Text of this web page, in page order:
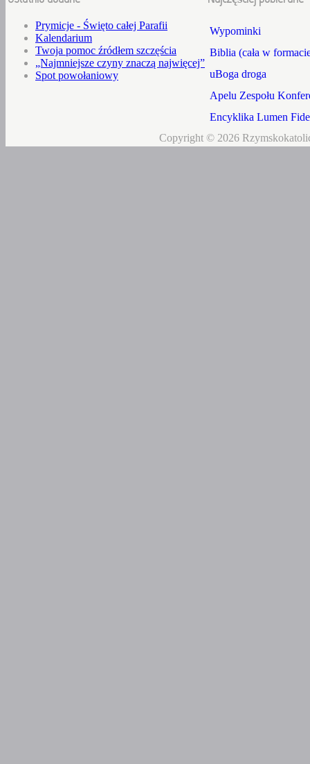
Prymicje - Święto całej Parafii
Kalendarium
Twoja pomoc źródłem szczęścia
„Najmniejsze czyny znaczą najwięcej”
Spot powołaniowy
Wypominki
Biblia (cała w
uBoga droga
Apelu Zespołu
Encyklika Lumen
Copyright © 2026